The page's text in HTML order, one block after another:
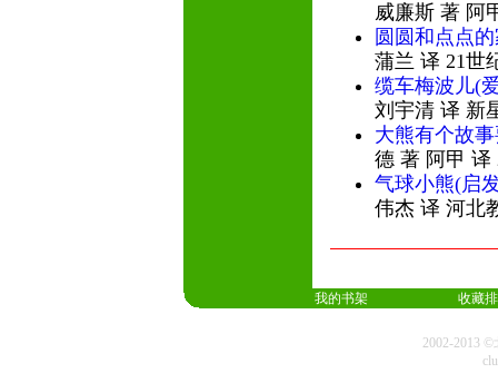
威廉斯 著 阿
圆圆和点点
蒲兰 译 21世
缆车梅波儿(
刘宇清 译 新
大熊有个故
德 著 阿甲 译
气球小熊(启
伟杰 译 河北
我的书架 收藏
2002-2013